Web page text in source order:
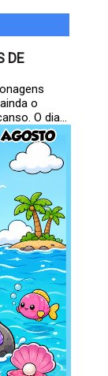
DE
o
O dia...